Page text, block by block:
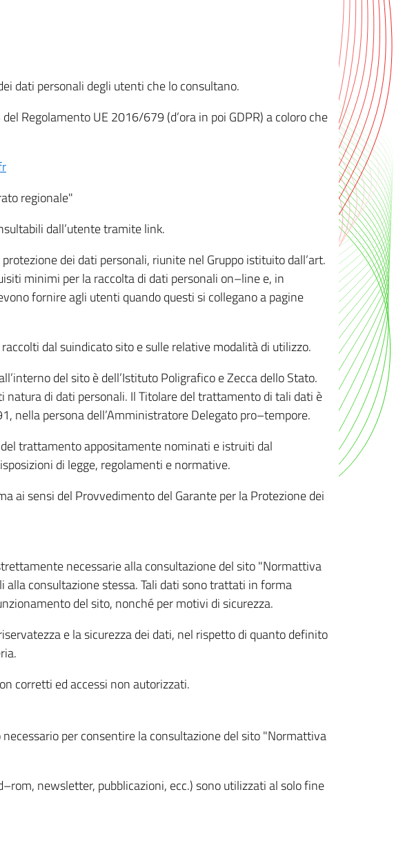
dati personali degli utenti che lo consultano.
Regolamento UE 2016/679 (d’ora in poi GDPR) a coloro che
regionale"
dall’utente tramite link.
dei dati personali, riunite nel Gruppo istituito dall’art.
minimi per la raccolta di dati personali on–line e, in
fornire agli utenti quando questi si collegano a pagine
dal suindicato sito e sulle relative modalità di utilizzo.
del sito è dell’Istituto Poligrafico e Zecca dello Stato.
di dati personali. Il Titolare del trattamento di tali dati è
nella persona dell’Amministratore Delegato pro–tempore.
trattamento appositamente nominati e istruiti dal
di legge, regolamenti e normative.
ai sensi del Provvedimento del Garante per la Protezione dei
necessarie alla consultazione del sito "Normattiva
consultazione stessa. Tali dati sono trattati in forma
del sito, nonché per motivi di sicurezza.
e la sicurezza dei dati, nel rispetto di quanto definito
corretti ed accessi non autorizzati.
per consentire la consultazione del sito "Normattiva
newsletter, pubblicazioni, ecc.) sono utilizzati al solo fine